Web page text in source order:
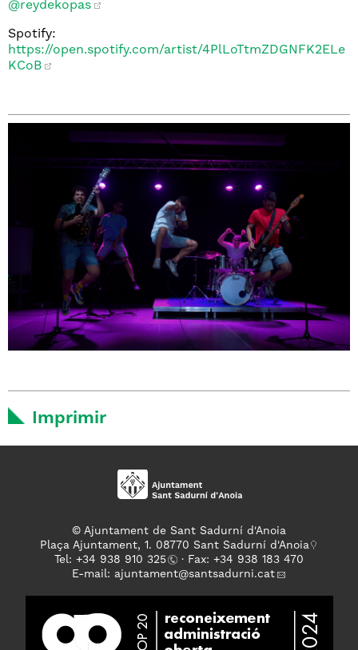
@reydekopas
Spotify:
https://open.spotify.com/artist/4PlLoTtmZDGNFK2ELe
KCoB
Imprimir
© Ajuntament de Sant Sadurní d'Anoia
Plaça Ajuntament, 1. 08770 Sant Sadurní d'Anoia
Tel: +34 938 910 325
· Fax: +34 938 183 470
E-mail: ajuntament@santsadurni.cat